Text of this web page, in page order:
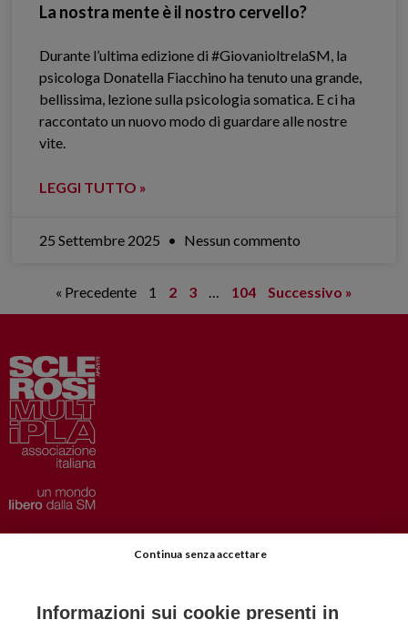
La nostra mente è il nostro cervello?
Durante l’ultima edizione di #GiovanioltrelaSM, la
psicologa Donatella Fiacchino ha tenuto una grande,
bellissima, lezione sulla psicologia somatica. E ci ha
raccontato un nuovo modo di guardare alle nostre
vite.
LEGGI TUTTO »
25 Settembre 2025 Nessun commento
« Precedente 1 2 3 104 Successivo »
Privacy–Disclaimer
Informazioni sui cookie presenti in
Continua senza accettare